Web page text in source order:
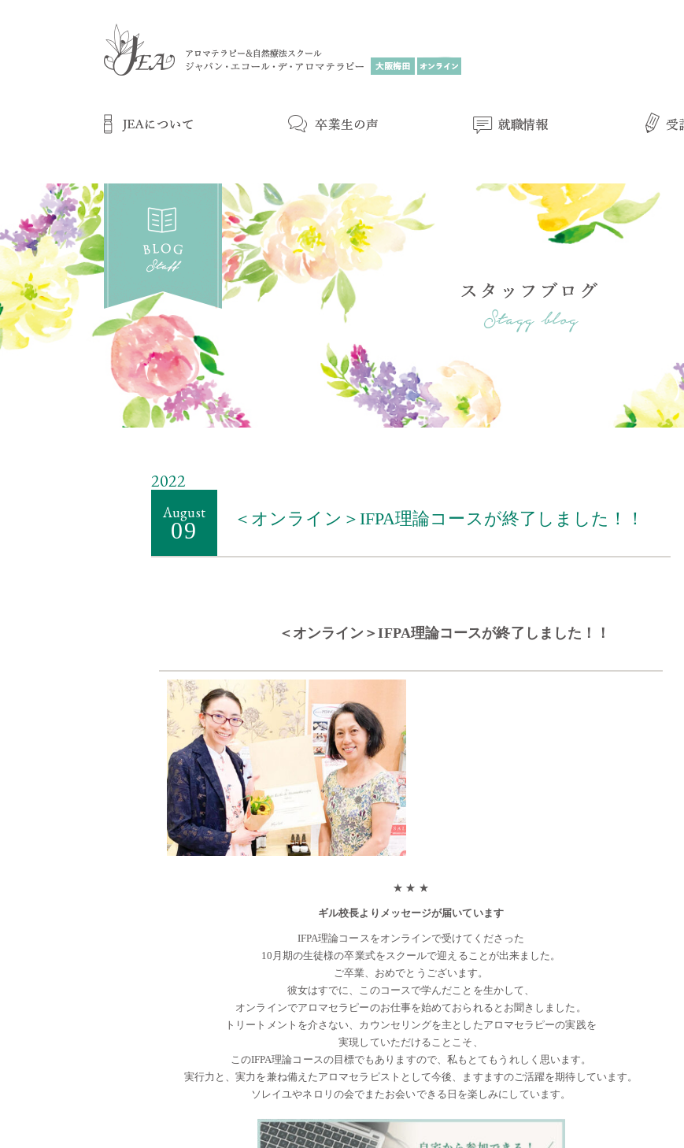
2022
August
09 ＜オンライン＞IFPA理論コースが終了しました！！
＜オンライン＞IFPA理論コースが終了しました！！
★ ★ ★
ギル校長よりメッセージが届いています
IFPA理論コースをオンラインで受けてくださった
10月期の生徒様の卒業式をスクールで迎えることが出来ました。
ご卒業、おめでとうございます。
彼女はすでに、このコースで学んだことを生かして、
オンラインでアロマセラピーのお仕事を始めておられるとお聞きしました。
トリートメントを介さない、カウンセリングを主としたアロマセラピーの実践を
実現していただけることこそ、
このIFPA理論コースの目標でもありますので、私もとてもうれしく思います。
実行力と、実力を兼ね備えたアロマセラピストとして今後、ますますのご活躍を期待しています。
ソレイユやネロリの会でまたお会いできる日を楽しみにしています。